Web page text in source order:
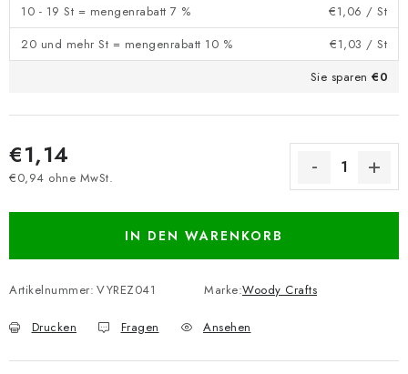
10 - 19 St = mengenrabatt 7 %
€1,06 / St
20 und mehr St = mengenrabatt 10 %
€1,03 / St
Sie sparen €0
€1,14
€0,94 ohne MwSt.
IN DEN WARENKORB
Artikelnummer: VYREZ041 Marke:Woody Crafts
Drucken Fragen Ansehen